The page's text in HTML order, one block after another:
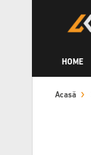
HOME
Acasă